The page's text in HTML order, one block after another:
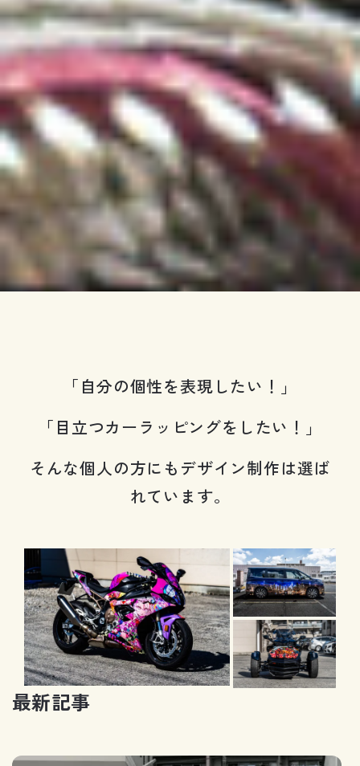
「自分の個性を表現したい！」
「目立つカーラッピングをしたい！」
そんな個人の方にもデザイン制作は選ば
れています。
最新記事